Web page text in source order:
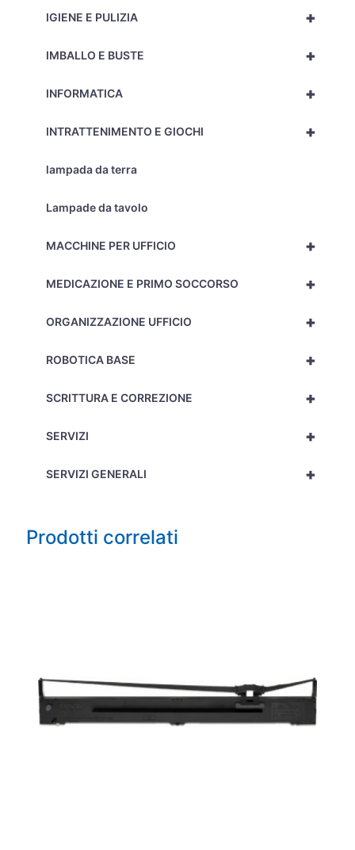
+
IGIENE E PULIZIA
+
IMBALLO E BUSTE
+
INFORMATICA
+
INTRATTENIMENTO E GIOCHI
lampada da terra
Lampade da tavolo
+
MACCHINE PER UFFICIO
+
MEDICAZIONE E PRIMO SOCCORSO
+
ORGANIZZAZIONE UFFICIO
+
ROBOTICA BASE
+
SCRITTURA E CORREZIONE
+
SERVIZI
+
SERVIZI GENERALI
Prodotti correlati